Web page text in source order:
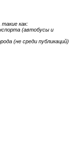
как:
(автобусы и
(не среди публикаций)